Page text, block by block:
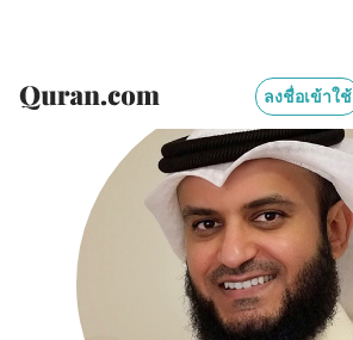
ลงชื่อเข้าใช้